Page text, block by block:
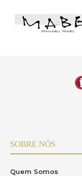
SOBRE NÓS
Quem Somos